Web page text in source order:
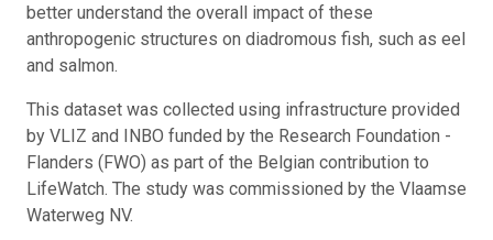
better understand the overall impact of these
anthropogenic structures on diadromous fish, such as eel
and salmon.
This dataset was collected using infrastructure provided
by VLIZ and INBO funded by the Research Foundation -
Flanders (FWO) as part of the Belgian contribution to
LifeWatch. The study was commissioned by the Vlaamse
Waterweg NV.